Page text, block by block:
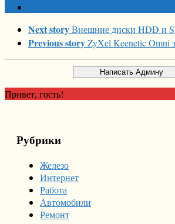
Next storyВнешние диски HDD и
Previous storyZyXel Keenetic Omni
Привет, гость!
Рубрики
Железо
Интернет
Работа
Автомобили
Ремонт